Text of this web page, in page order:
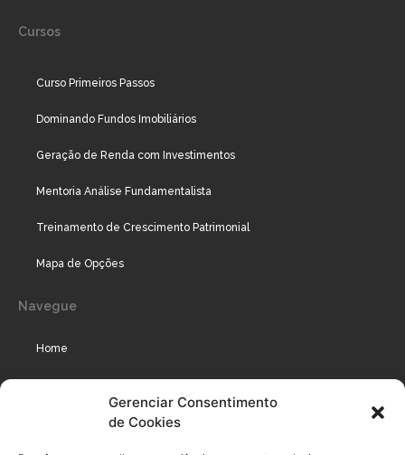
Gerenciar Consentimento
de Cookies
Cursos
Curso Primeiros Passos
Dominando Fundos Imobiliários
Geração de Renda com Investimentos
Mentoria Análise Fundamentalista
Treinamento de Crescimento Patrimonial
Mapa de Opções
Navegue
Home